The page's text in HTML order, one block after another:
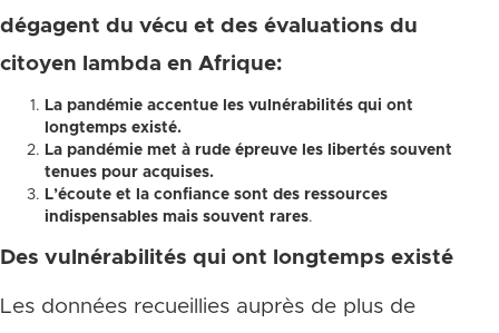
dégagent du vécu et des évaluations du
citoyen lambda en Afrique:
La pandémie accentue les vulnérabilités qui ont
longtemps existé.
La pandémie met à rude épreuve les libertés souvent
tenues pour acquises.
L’écoute et la confiance sont des ressources
indispensables mais souvent rares.
Des vulnérabilités qui ont longtemps existé
Les données recueillies auprès de plus de